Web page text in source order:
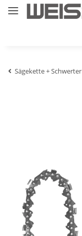
Sägekette + Schwerter